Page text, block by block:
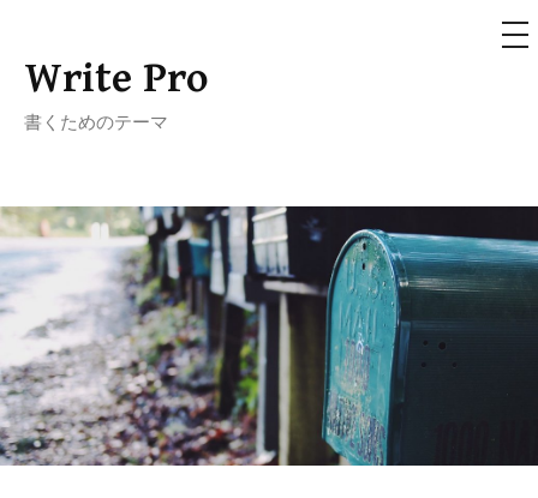
コ
テ
へ
ス
ッ
プ
Write Pro
書くためのテーマ
メ
ニ